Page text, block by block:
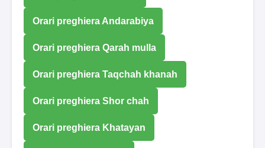
Orari preghiera Andarabiya
Orari preghiera Qarah mulla
Orari preghiera Taqchah khanah
Orari preghiera Shor chah
Orari preghiera Khatayan